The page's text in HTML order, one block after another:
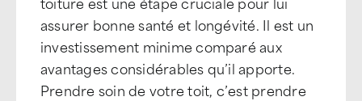
assurer bonne santé et longévité. Il est un
investissement minime comparé aux
avantages considérables qu’il apporte.
Prendre soin de votre toit, c’est prendre